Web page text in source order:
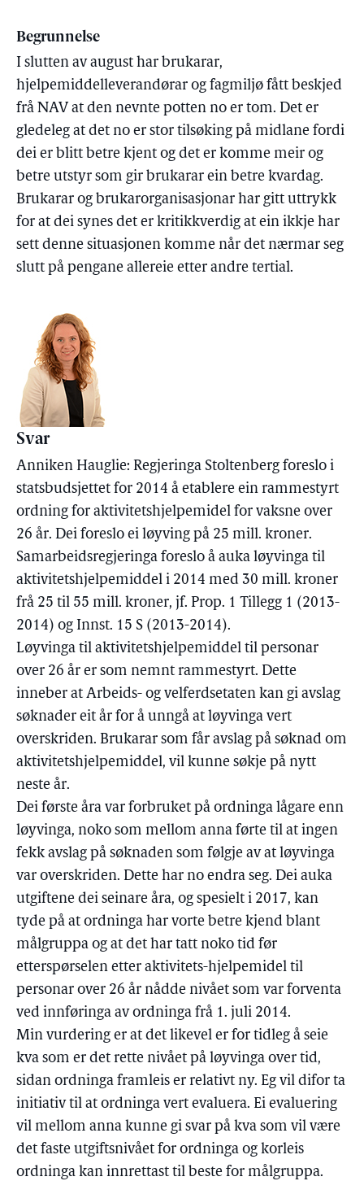
Begrunnelse
I slutten av august har brukarar,
hjelpemiddelleverandørar og fagmiljø fått beskjed
frå NAV at den nevnte potten no er tom. Det er
gledeleg at det no er stor tilsøking på midlane fordi
dei er blitt betre kjent og det er komme meir og
betre utstyr som gir brukarar ein betre kvardag.
Brukarar og brukarorganisasjonar har gitt uttrykk
for at dei synes det er kritikkverdig at ein ikkje har
sett denne situasjonen komme når det nærmar seg
slutt på pengane allereie etter andre tertial.
Svar
Anniken Hauglie: Regjeringa Stoltenberg foreslo i
statsbudsjettet for 2014 å etablere ein rammestyrt
ordning for aktivitetshjelpemidel for vaksne over
26 år. Dei foreslo ei løyving på 25 mill. kroner.
Samarbeidsregjeringa foreslo å auka løyvinga til
aktivitetshjelpemiddel i 2014 med 30 mill. kroner
frå 25 til 55 mill. kroner, jf. Prop. 1 Tillegg 1 (2013-
2014) og Innst. 15 S (2013-2014).
Løyvinga til aktivitetshjelpemiddel til personar
over 26 år er som nemnt rammestyrt. Dette
inneber at Arbeids- og velferdsetaten kan gi avslag
søknader eit år for å unngå at løyvinga vert
overskriden. Brukarar som får avslag på søknad om
aktivitetshjelpemiddel, vil kunne søkje på nytt
neste år.
Dei første åra var forbruket på ordninga lågare enn
løyvinga, noko som mellom anna førte til at ingen
fekk avslag på søknaden som følgje av at løyvinga
var overskriden. Dette har no endra seg. Dei auka
utgiftene dei seinare åra, og spesielt i 2017, kan
tyde på at ordninga har vorte betre kjend blant
målgruppa og at det har tatt noko tid før
etterspørselen etter aktivitets-hjelpemidel til
personar over 26 år nådde nivået som var forventa
ved innføringa av ordninga frå 1. juli 2014.
Min vurdering er at det likevel er for tidleg å seie
kva som er det rette nivået på løyvinga over tid,
sidan ordninga framleis er relativt ny. Eg vil difor ta
initiativ til at ordninga vert evaluera. Ei evaluering
vil mellom anna kunne gi svar på kva som vil være
det faste utgiftsnivået for ordninga og korleis
ordninga kan innrettast til beste for målgruppa.